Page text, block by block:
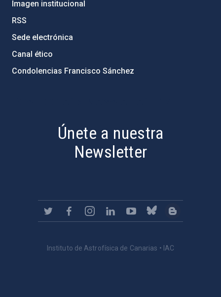
Imagen institucional
RSS
Sede electrónica
Canal ético
Condolencias Francisco Sánchez
Únete a nuestra
Newsletter
Instituto de Astrofísica de Canarias • IAC